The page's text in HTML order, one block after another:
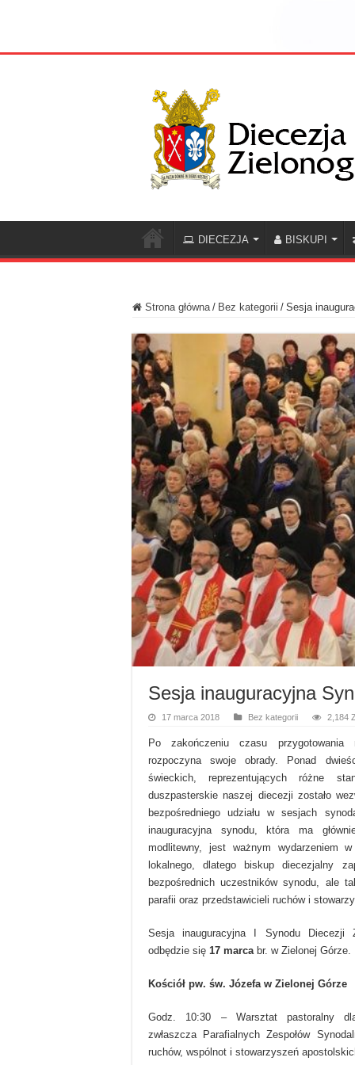
DIECEZJA BISKUPI
Strona główna / Bez kategorii / Sesja
Sesja inauguracyjna
17 marca 2018 Bez kategorii 2,184
Po zakończeniu czasu przygotowania
rozpoczyna swoje obrady. Ponad
świeckich, reprezentujących różne
duszpasterskie naszej diecezji zostało
bezpośredniego udziału w sesjach
inauguracyjna synodu, która ma
modlitewny, jest ważnym wydarzeniem
lokalnego, dlatego biskup diecezjalny
bezpośrednich uczestników synodu, ale
parafii oraz przedstawicieli ruchów i
Sesja inauguracyjna I Synodu Diecezji
odbędzie się 17 marca br. w Zielonej Górze.
Kościół pw. św. Józefa w Zielonej Górze
Godz. 10:30 – Warsztat pastoralny
zwłaszcza Parafialnych Zespołów
ruchów, wspólnot i stowarzyszeń